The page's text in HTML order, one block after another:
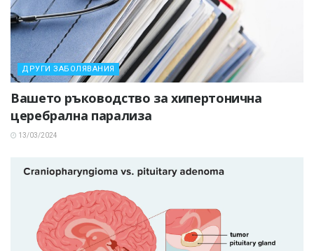
ДРУГИ ЗАБОЛЯВАНИЯ
Вашето ръководство за хипертонична
церебрална парализа
13/03/2024